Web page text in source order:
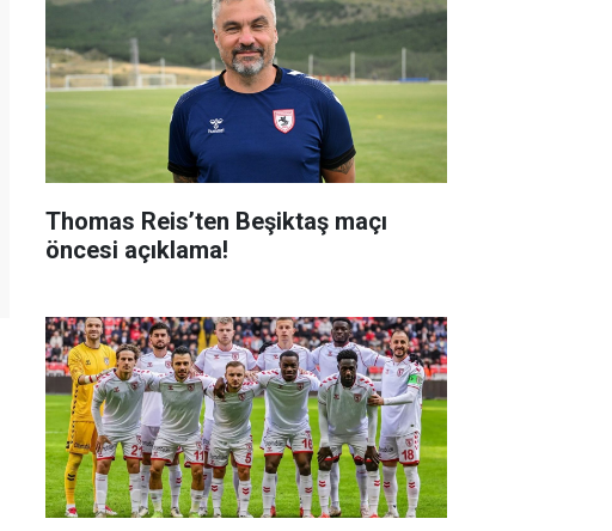
Thomas Reis’ten Beşiktaş maçı
öncesi açıklama!